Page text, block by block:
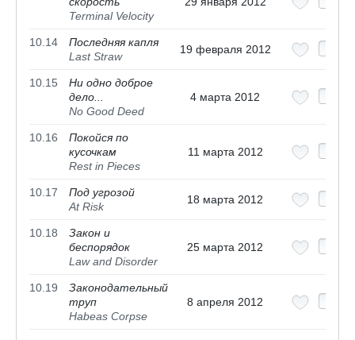
Terminal Velocity
10.14
Последняя капля
Last Straw
19 февраля 2012
10.15
Ни одно доброе
дело...
No Good Deed
4 марта 2012
10.16
Покойся по
кусочкам
Rest in Pieces
11 марта 2012
10.17
Под угрозой
At Risk
18 марта 2012
10.18
Закон и
беспорядок
Law and Disorder
25 марта 2012
10.19
Законодательный
труп
Habeas Corpse
8 апреля 2012